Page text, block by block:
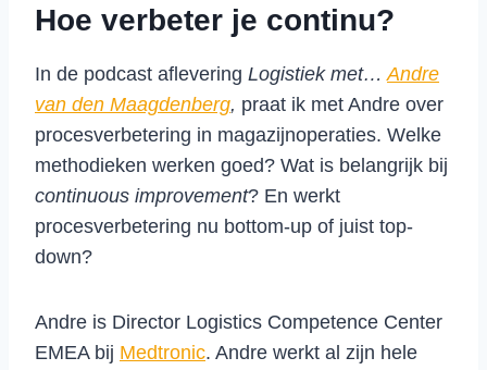
Hoe verbeter je continu?
In de podcast aflevering Logistiek met… Andre
van den Maagdenberg, praat ik met Andre over
procesverbetering in magazijnoperaties. Welke
methodieken werken goed? Wat is belangrijk bij
continuous improvement? En werkt
procesverbetering nu bottom-up of juist top-
down?
Andre is Director Logistics Competence Center
EMEA bij Medtronic. Andre werkt al zijn hele